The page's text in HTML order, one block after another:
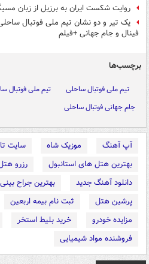
روایت شکست ایران به برزیل از زبان
یک تیر و دو نشان تیم ملی فوتبال ساحلی
فینال و جام جهانی +فیلم
برچسب‌ها
تیم ملی فوتبال ساحلی
تیم ملی فوتبال
جام جهانی فوتبال ساحلی
آپ آهنگ موزیک شاه
سایت
بهترین هتل های استانبول
رزرو
دانلود آهنگ جدید
بهترین جراح
پرشین هتل
ثبت نام بیمه اربعین
مزایده خودرو
خرید بلیط استخر
فروشنده مواد شیمیایی